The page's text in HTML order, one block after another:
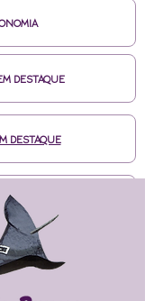
DESTAQUE
DESTAQUE
DE BRUXA
HOTMART